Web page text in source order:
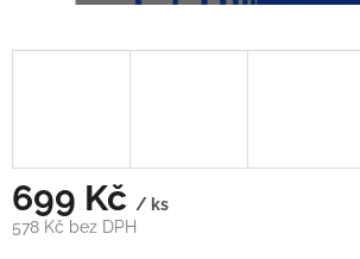
699 Kč / ks
578 Kč bez DPH